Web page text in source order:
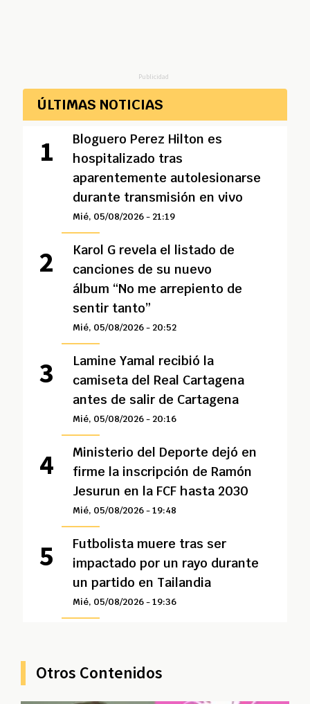
Publicidad
ÚLTIMAS NOTICIAS
Bloguero Perez Hilton es
hospitalizado tras
aparentemente autolesionarse
durante transmisión en vivo
Mié, 05/08/2026 - 21:19
Karol G revela el listado de
canciones de su nuevo
álbum “No me arrepiento de
sentir tanto”
Mié, 05/08/2026 - 20:52
Lamine Yamal recibió la
camiseta del Real Cartagena
antes de salir de Cartagena
Mié, 05/08/2026 - 20:16
Ministerio del Deporte dejó en
firme la inscripción de Ramón
Jesurun en la FCF hasta 2030
Mié, 05/08/2026 - 19:48
Futbolista muere tras ser
impactado por un rayo durante
un partido en Tailandia
Mié, 05/08/2026 - 19:36
Otros Contenidos